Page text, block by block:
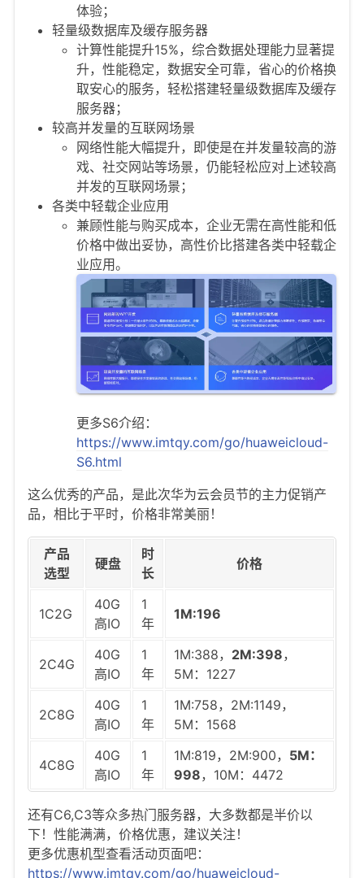
体验；
轻量级数据库及缓存服务器
计算性能提升15%，综合数据处理能力显著提
升，性能稳定，数据安全可靠，省心的价格换
取安心的服务，轻松搭建轻量级数据库及缓存
服务器；
较高并发量的互联网场景
网络性能大幅提升，即使是在并发量较高的游
戏、社交网站等场景，仍能轻松应对上述较高
并发的互联网场景；
各类中轻载企业应用
兼顾性能与购买成本，企业无需在高性能和低
价格中做出妥协，高性价比搭建各类中轻载企
业应用。
更多S6介绍：
https://www.imtqy.com/go/huaweicloud-
S6.html
这么优秀的产品，是此次华为云会员节的主力促销产
品，相比于平时，价格非常美丽！
产品
选型
硬盘
时
长
价格
1C2G
40G
高IO
1
年
1M:196
2C4G
40G
高IO
1
年
1M:388， 2M:398，
5M：1227
2C8G
40G
高IO
1
年
1M:758，2M:1149，
5M：1568
4C8G
40G
高IO
1
年
1M:819，2M:900， 5M：
998，10M：4472
还有C6,C3等众多热门服务器，大多数都是半价以
下！性能满满，价格优惠，建议关注！
更多优惠机型查看活动页面吧：
https://www.imtqy.com/go/huaweicloud-